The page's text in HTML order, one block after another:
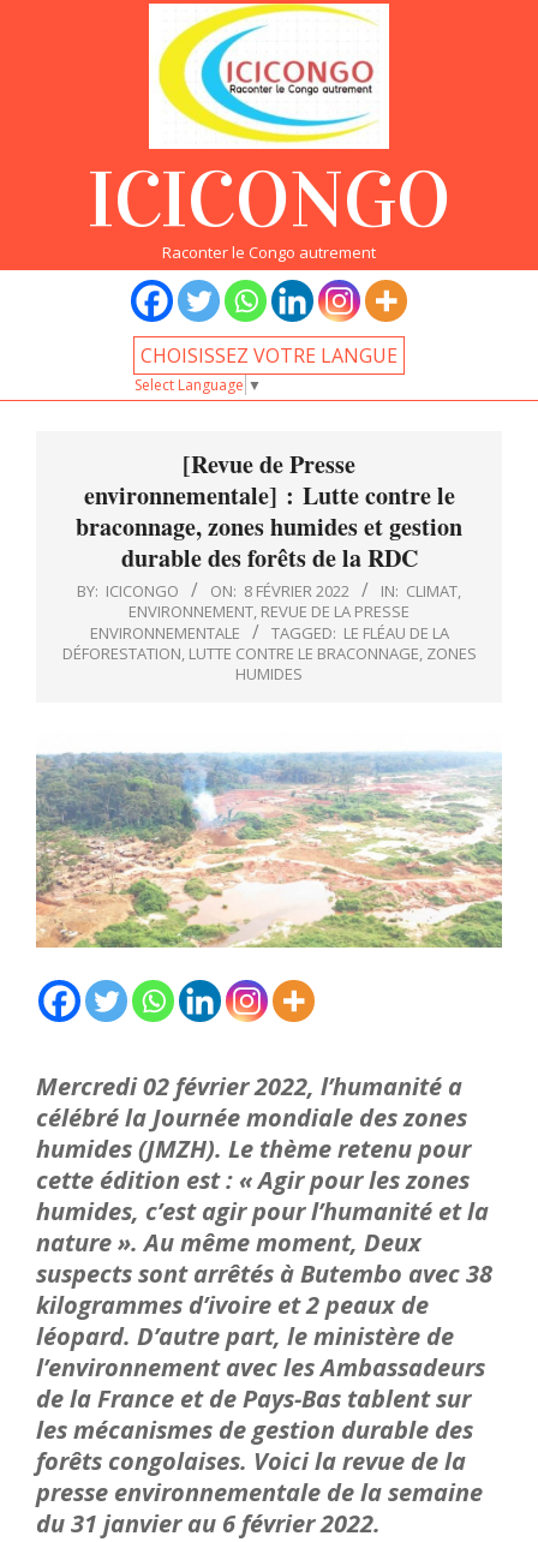
ICICONGO
Raconter le Congo autrement
CHOISISSEZ VOTRE LANGUE
Select Language ▼
[Revue de Presse
environnementale] : Lutte contre le
braconnage, zones humides et gestion
durable des forêts de la RDC
BY: ICICONGO ON: 8 FÉVRIER 2022 IN: CLIMAT,
ENVIRONNEMENT, REVUE DE LA PRESSE
ENVIRONNEMENTALE
TAGGED: LE FLÉAU DE LA
DÉFORESTATION, LUTTE CONTRE LE BRACONNAGE, ZONES
HUMIDES
Mercredi 02 février 2022, l’humanité a
célébré la Journée mondiale des zones
humides (JMZH). Le thème retenu pour
cette édition est : « Agir pour les zones
humides, c’est agir pour l’humanité et la
nature ». Au même moment, Deux
suspects sont arrêtés à Butembo avec 38
kilogrammes d’ivoire et 2 peaux de
léopard. D’autre part, le ministère de
l’environnement avec les Ambassadeurs
de la France et de Pays-Bas tablent sur
les mécanismes de gestion durable des
forêts congolaises. Voici la revue de la
presse environnementale de la semaine
du 31 janvier au 6 février 2022.